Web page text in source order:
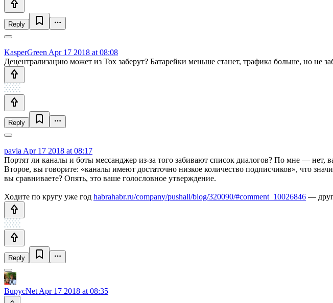
Reply
KasperGreen Apr 17 2018 at 08:08
Децентрализацию может из Tox заберут? Батарейки меньше станет, трафика больше, но не
Reply
pavia Apr 17 2018 at 08:17
Портят ли каналы и боты мессанджер из-за того забивают список диалогов? По мне — нет,
Второе, вы говорите: «каналы имеют достаточно низкое количество подписчиков», что
вы сравниваете? Опять, это ваше голословное утверждение.
Ходите по кругу уже год habrahabr.ru/company/pushall/blog/320090/#comment_10026846 —
Reply
BupycNet Apr 17 2018 at 08:35